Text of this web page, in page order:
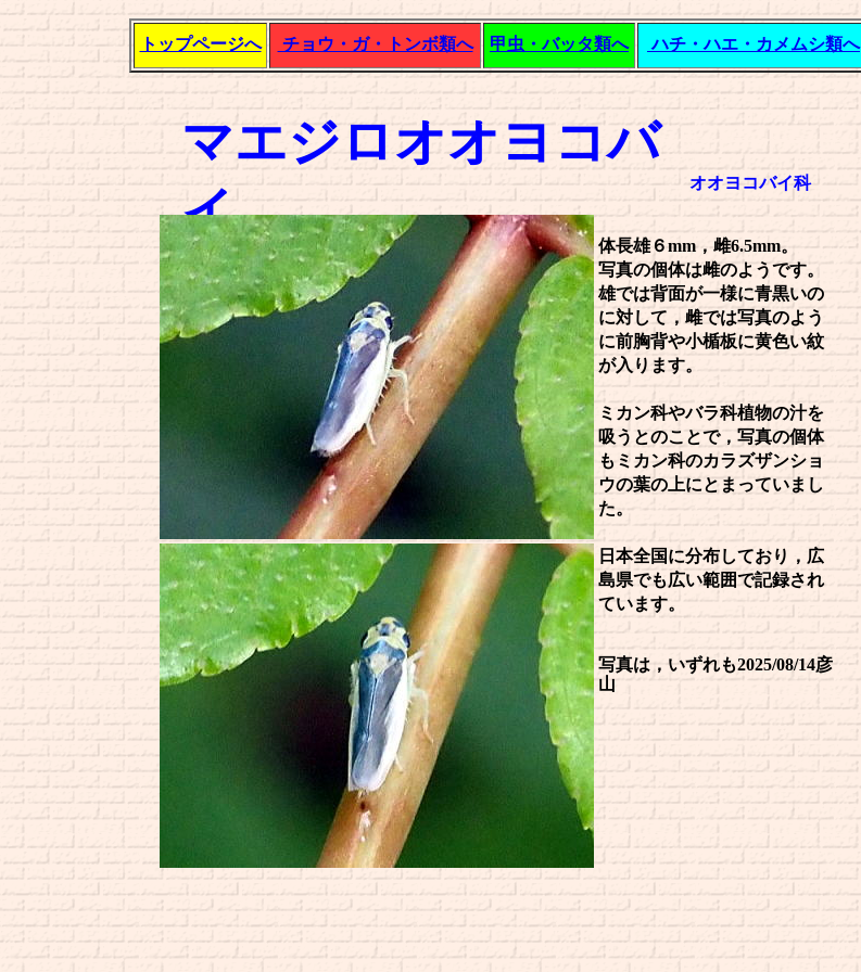
トップページへ チョウ・ガ・トンボ類へ 甲虫・バッタ類へ ハチ・ハエ・カメムシ類へ
マエジロオオヨコバ
イ
オオヨコバイ科
体長雄６mm，雌6.5mm。
写真の個体は雌のようです。
雄では背面が一様に青黒いの
に対して，雌では写真のよう
に前胸背や小楯板に黄色い紋
が入ります。
ミカン科やバラ科植物の汁を
吸うとのことで，写真の個体
もミカン科のカラズザンショ
ウの葉の上にとまっていまし
た。
日本全国に分布しており，広
島県でも広い範囲で記録され
ています。
写真は，いずれも2025/08/14彦
山